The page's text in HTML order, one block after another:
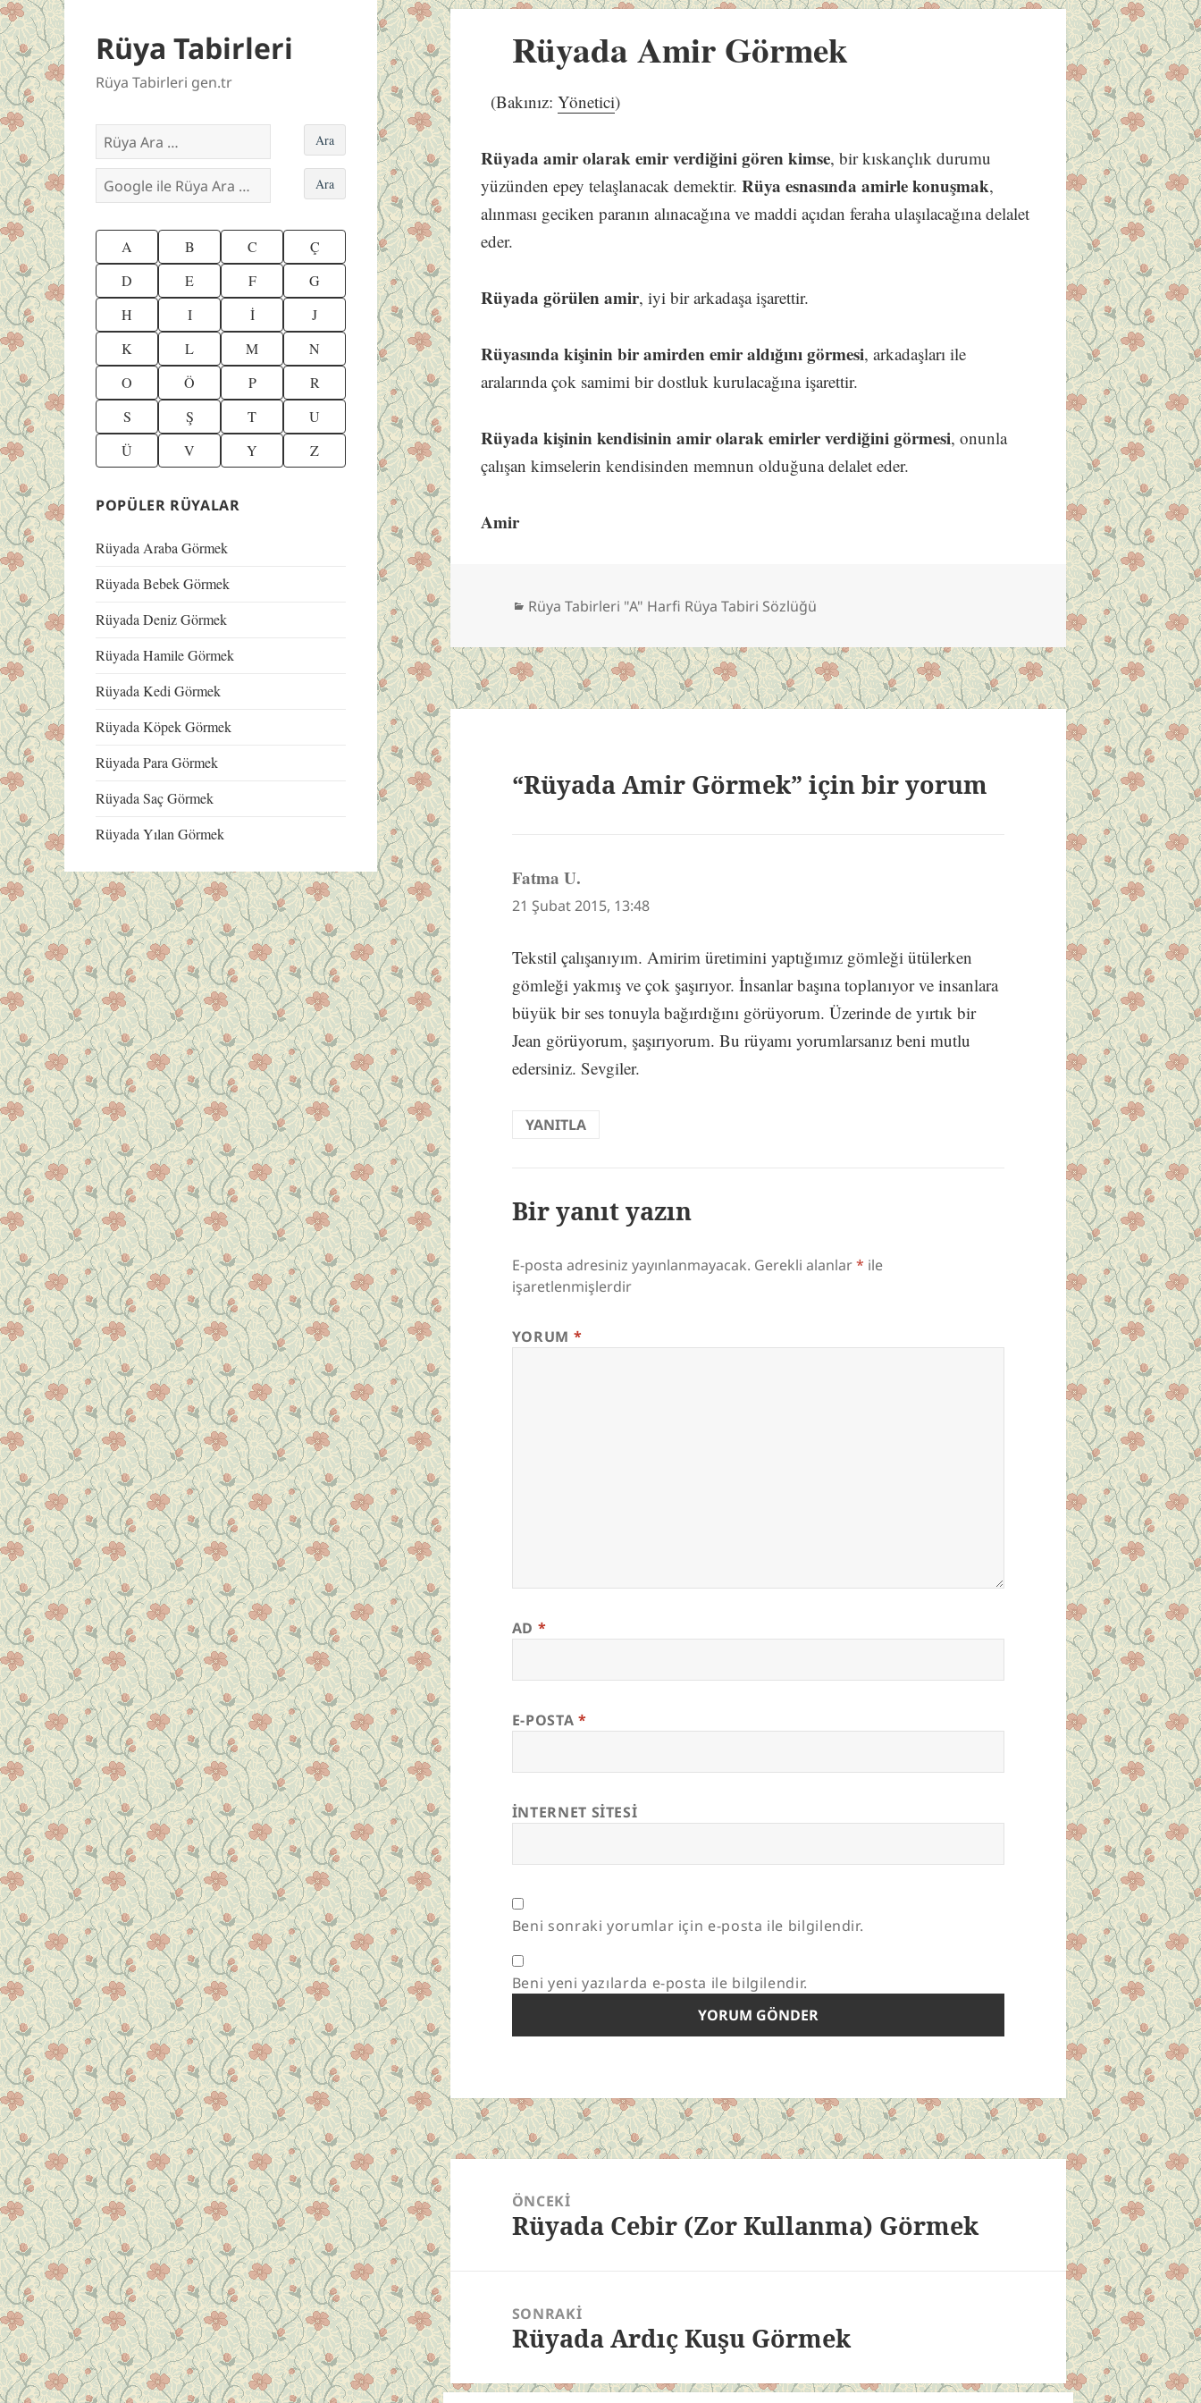
Rüya Tabirleri
Rüya Tabirleri gen.tr
A B C
Ç
D
E F
G
H
I İ
J
K
L M
N
O
Ö P
R
S
Ş T
U
Ü
V Y Z
POPÜLER RÜYALAR
Rüyada Araba Görmek
Rüyada Bebek Görmek
Rüyada Deniz Görmek
Rüyada Hamile Görmek
Rüyada Kedi Görmek
Rüyada Köpek Görmek
Rüyada Para Görmek
Rüyada Saç Görmek
Rüyada Yılan Görmek
Rüyada Amir Görmek
(Bakınız:Yönetici)
Rüyada amir olarak emir verdiğini gören kimse, bir kıskançlık durumu
yüzünden epey telaşlanacak demektir.Rüya esnasında amirle konuşmak,
alınması geciken paranın alınacağına ve maddi açıdan feraha ulaşılacağına delalet
eder.
Rüyada görülen amir, iyi bir arkadaşa işarettir.
Rüyasında kişinin bir amirden emir aldığını görmesi, arkadaşları ile
aralarında çok samimi bir dostluk kurulacağına işarettir.
Rüyada kişinin kendisinin amir olarak emirler verdiğini görmesi, onunla
çalışan kimselerin kendisinden memnun olduğuna delalet eder.
Amir
Kategoriler
Rüya Tabirleri "A" Harfi Rüya Tabiri Sözlüğü
“Rüyada Amir Görmek” için bir yorum
Fatma U.
ki:
21 Şubat 2015, 13:48
Tekstil çalışanıyım. Amirim üretimini yaptığımız gömleği ütülerken
gömleği yakmış ve çok şaşırıyor. İnsanlar başına toplanıyor ve insanlara
büyük bir ses tonuyla bağırdığını görüyorum. Üzerinde de yırtık bir
Jean görüyorum, şaşırıyorum. Bu rüyamı yorumlarsanız beni mutlu
edersiniz. Sevgiler.
YANITLA
Bir yanıt yazın
E-posta adresiniz yayınlanmayacak. Gerekli alanlar* ile
işaretlenmişlerdir
YORUM *
AD *
E-POSTA *
İNTERNET SITESI
Beni sonraki yorumlar için e-posta ile bilgilendir.
Beni yeni yazılarda e-posta ile bilgilendir.
Yazı
gezinmesiÖNCEKI
Önceki
Rüyada Cebir (Zor Kullanma) Görmek
SONRAKI
Sonraki
Rüyada Ardıç Kuşu Görmek